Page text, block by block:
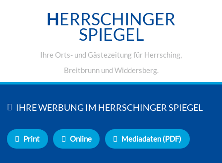
HERRSCHINGER
SPIEGEL
Ihre Orts- und Gästezeitung für Herrsching,
Breitbrunn und Widdersberg.
IHRE WERBUNG IM HERRSCHINGER SPIEGEL
Print Online Mediadaten (PDF)